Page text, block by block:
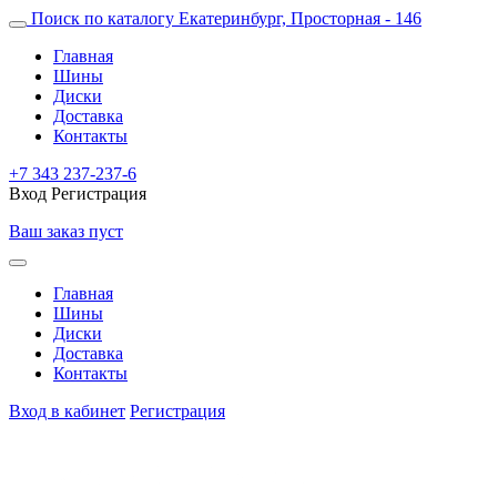
Поиск по каталогу Екатеринбург, Просторная - 146
Главная
Шины
Диски
Доставка
Контакты
+7 343 237-237-6
Вход Регистрация
Ваш заказ пуст
Главная
Шины
Диски
Доставка
Контакты
Вход в кабинет Регистрация